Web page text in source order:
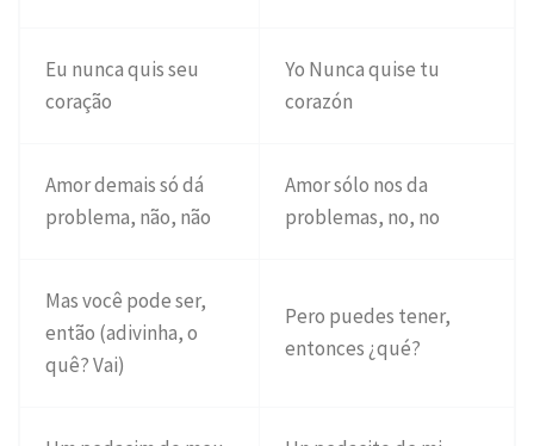
Eu nunca quis seu
coração
Yo Nunca quise tu
corazón
Amor demais só dá
problema, não, não
Amor sólo nos da
problemas, no, no
Mas você pode ser,
então (adivinha, o
quê? Vai)
Pero puedes tener,
entonces ¿qué?